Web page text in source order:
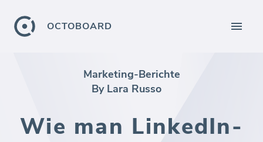
OCTOBOARD
Marketing-Berichte
By Lara Russo
Wie man LinkedIn-